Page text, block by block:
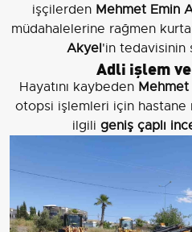
işçilerden Mehmet Emin
müdahalelerine rağmen
Akyel'in tedavisinin
Adli işlem
Hayatını kaybeden Mehmet
otopsi işlemleri için hastane
ilgili geniş çaplı